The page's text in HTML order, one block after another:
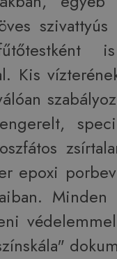
szivattyús
is
Kis
epoxi